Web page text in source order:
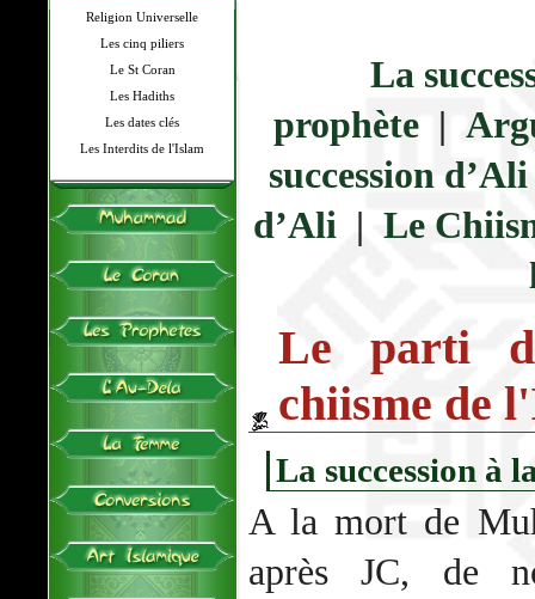
Religion Universelle
Les cinq piliers
Le St Coran
Les Hadiths
Les dates clés
Les Interdits de l'Islam
La
prophète |
succession d’Ali
d’Ali | Le
Le parti
chiisme de
La succession à
A la mort de
après JC, de